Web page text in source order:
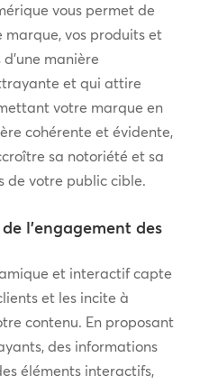
vous permet de
marque, vos produits et
manière
et qui attire
votre marque en
cohérente et évidente,
sa notoriété et sa
de votre public cible.
l'engagement des
et interactif capte
et les incite à
contenu. En proposant
des informations
éléments interactifs,